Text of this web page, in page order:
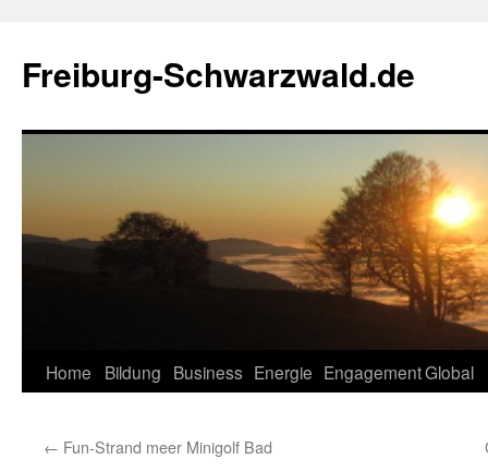
springen
Freiburg-Schwarzwald.de
Home Bildung Business Energie EngagementGlobal
← Fun-Strand meer Minigolf Bad